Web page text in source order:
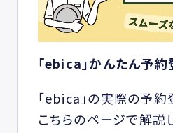
「ebica」かんたん予約
「ebica」の実際の予
こちらのページで解説